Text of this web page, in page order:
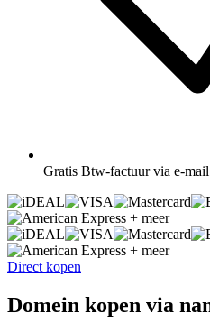
Gratis Btw-factuur via e-mail
+ meer
+ meer
Direct kopen
Domein kopen via